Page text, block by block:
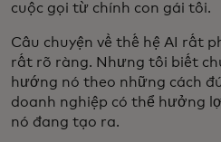
cuộc gọi từ chính con gái tôi.
Câu chuyện về thế hệ AI rất
rất rõ ràng. Nhưng tôi biết
hướng nó theo những cách
doanh nghiệp có thể hưởng
nó đang tạo ra.